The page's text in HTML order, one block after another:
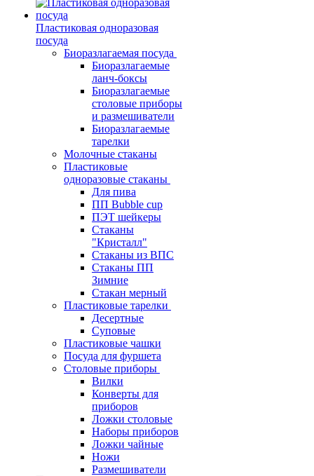
Пластиковая одноразовая
посуда
Биоразлагаемая посуда
Биоразлагаемые
ланч-боксы
Биоразлагаемые
столовые приборы
и размешиватели
Биоразлагаемые
тарелки
Молочные стаканы
Пластиковые
одноразовые стаканы
Для пива
ПП Bubble cup
ПЭТ шейкеры
Стаканы
"Кристалл"
Стаканы из ВПС
Стаканы ПП
Зимние
Стакан мерный
Пластиковые тарелки
Десертные
Суповые
Пластиковые чашки
Посуда для фуршета
Столовые приборы
Вилки
Конверты для
приборов
Ложки столовые
Наборы приборов
Ложки чайные
Ножи
Размешиватели